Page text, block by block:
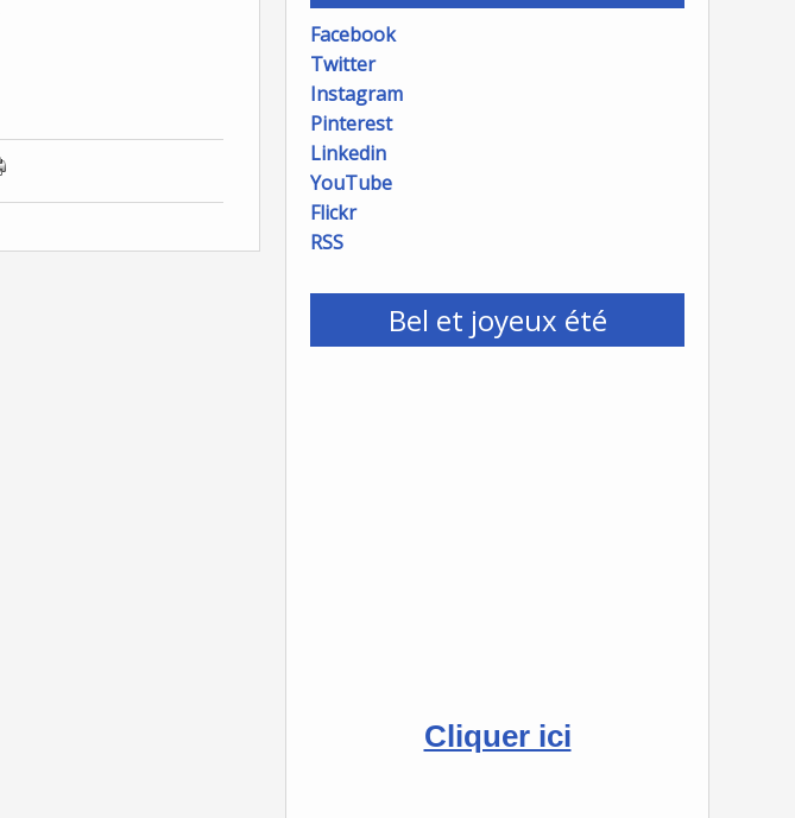
Facebook
Twitter
Instagram
Pinterest
Linkedin
YouTube
Flickr
RSS
Bel et joyeux été
Cliquer ici